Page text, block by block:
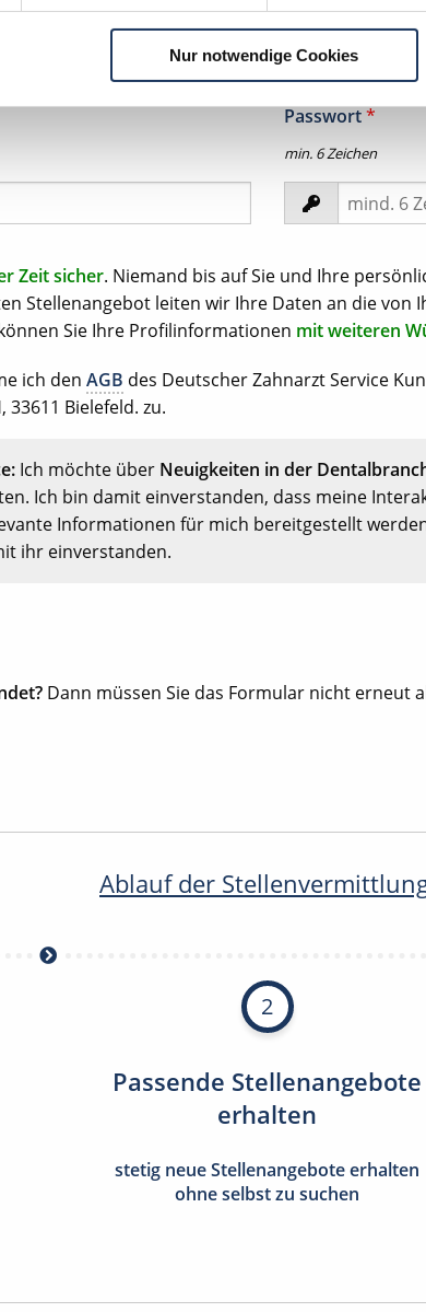
Nur notwendige Cookies
in Ihrem
Passwort*
min. 6 Zeichen
Zeit sicher. Niemand bis auf Sie und Ihre
Stellenangebot leiten wir Ihre Daten an die von
Sie Ihre Profilinformationen mit weiteren
ich den AGB des Deutscher Zahnarzt Service
Bielefeld. zu.
Ich möchte über Neuigkeiten in der
Ich bin damit einverstanden, dass meine
Informationen für mich bereitgestellt
ihr einverstanden.
Dann müssen Sie das Formular nicht erneut
Ablauf der
2
Passende Stellenangebote
erhalten
stetig neue Stellenangebote erhalten
ohne selbst zu suchen